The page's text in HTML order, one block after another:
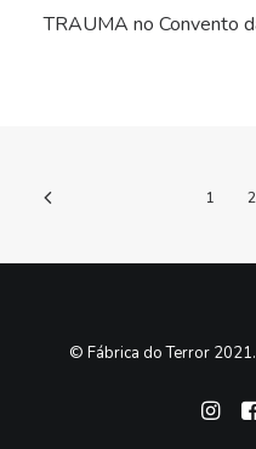
TRAUMA no Convento
1 2
© Fábrica do Terror